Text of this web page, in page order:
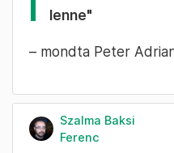
lenne"
– mondta Peter
Szalma Baksi
Ferenc